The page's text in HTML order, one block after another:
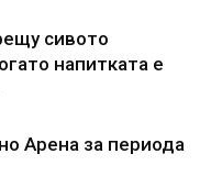
сивото
напитката е
Арена за периода